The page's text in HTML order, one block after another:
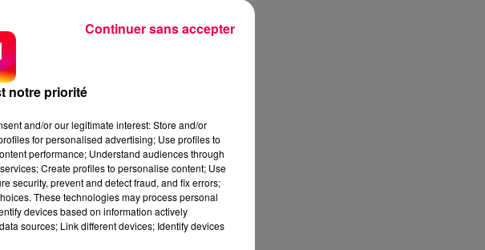
2 min 2 sec
notre priorité
and/or our legitimate interest: Store and/or
for personalised advertising; Use profiles to
performance; Understand audiences through
Create profiles to personalise content; Use
security, prevent and detect fraud, and fix errors;
These technologies may process personal
devices based on information actively
sources; Link different devices; Identify devices
Continuer sans accepter